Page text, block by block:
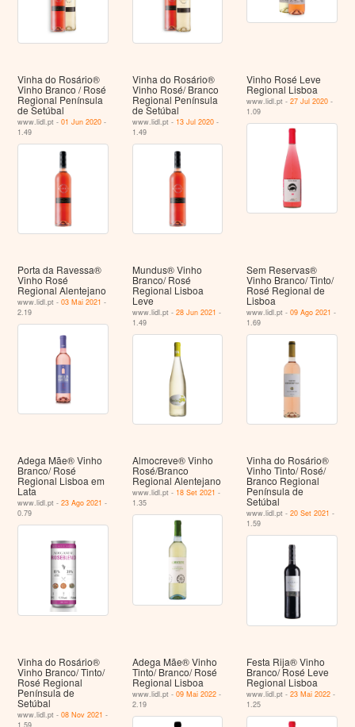
Vinha do Rosário®
Vinho Branco / Rosé
Regional Península
de Setúbal
www.lidl.pt -01 Jun 2020 -
1.49
Vinha do Rosário®
Vinho Rosé/ Branco
Regional Península
de Setúbal
www.lidl.pt - 13 Jul 2020-
1.49
Vinho Rosé Leve
Regional Lisboa
www.lidl.pt -27 Jul 2020 -
1.09
Porta da Ravessa®
Vinho Rosé
Regional Alentejano
www.lidl.pt -03 Mai 2021 -
2.19
Mundus® Vinho
Branco/ Rosé
Regional Lisboa
Leve
www.lidl.pt - 28 Jun 2021 -
1.49
Sem Reservas®
Vinho Branco/ Tinto/
Rosé Regional de
Lisboa
www.lidl.pt -09 Ago 2021 -
1.69
Adega Mãe® Vinho
Branco/ Rosé
Regional Lisboa em
Lata
www.lidl.pt -23 Ago 2021 -
0.79
Almocreve® Vinho
Rosé/Branco
Regional Alentejano
www.lidl.pt - 18 Set 2021 -
1.35
Vinha do Rosário®
Vinho Tinto/ Rosé/
Branco Regional
Península de
Setúbal
www.lidl.pt -20 Set 2021 -
1.59
Vinha do Rosário®
Vinho Branco/ Tinto/
Rosé Regional
Península de
Setúbal
www.lidl.pt -08 Nov 2021 -
1.59
Adega Mãe® Vinho
Tinto/ Branco/ Rosé
Regional Lisboa
www.lidl.pt - 09 Mai 2022-
2.19
Festa Rija® Vinho
Branco/ Rosé Leve
Regional Lisboa
www.lidl.pt -23 Mai 2022 -
1.25